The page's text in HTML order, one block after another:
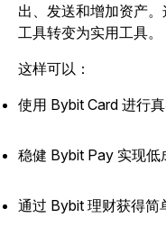
出、发送和增加资产
工具转变为实用工具。
这样可以：
使用 Bybit Card 进行
稳健 Bybit Pay 实现低
通过 Bybit 理财获得简